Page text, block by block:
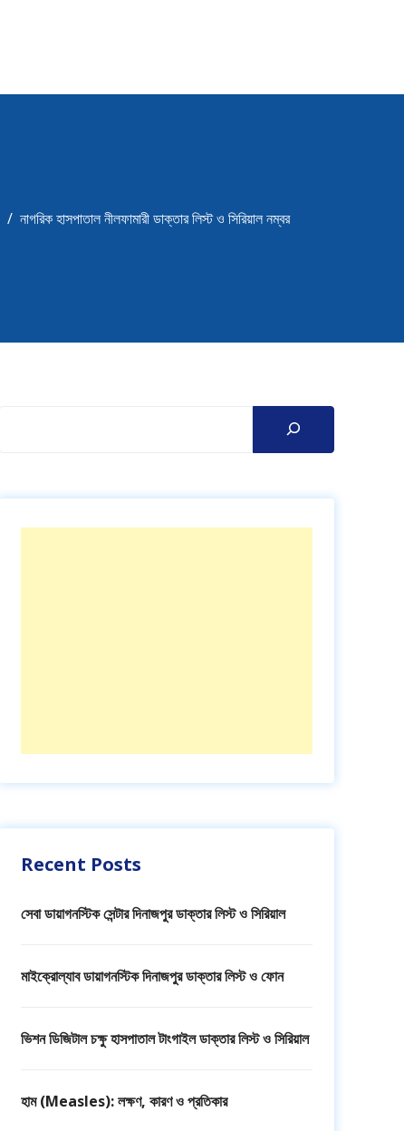
নাগরিক হাসপাতাল নীলফামারী ডাক্তার লিস্ট ও সিরিয়াল নম্বর
Recent Posts
সেবা ডায়াগনস্টিক সেন্টার দিনাজপুর ডাক্তার লিস্ট ও সিরিয়াল
মাইক্রোল্যাব ডায়াগনস্টিক দিনাজপুর ডাক্তার লিস্ট ও ফোন
ভিশন ডিজিটাল চক্ষু হাসপাতাল টাংগাইল ডাক্তার লিস্ট ও সিরিয়াল
হাম (Measles): লক্ষণ, কারণ ও প্রতিকার